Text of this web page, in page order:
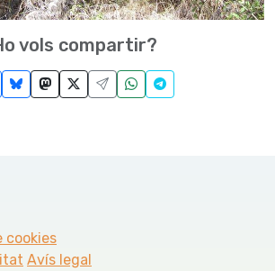
vols compartir?
cookies
Avís legal